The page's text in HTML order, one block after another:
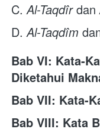
C. Al-Taqdîr dan
D. Al-Taqdîm
Bab VI: Kata-
Diketahui
Bab VII: Kata-
Bab VIII: Kata